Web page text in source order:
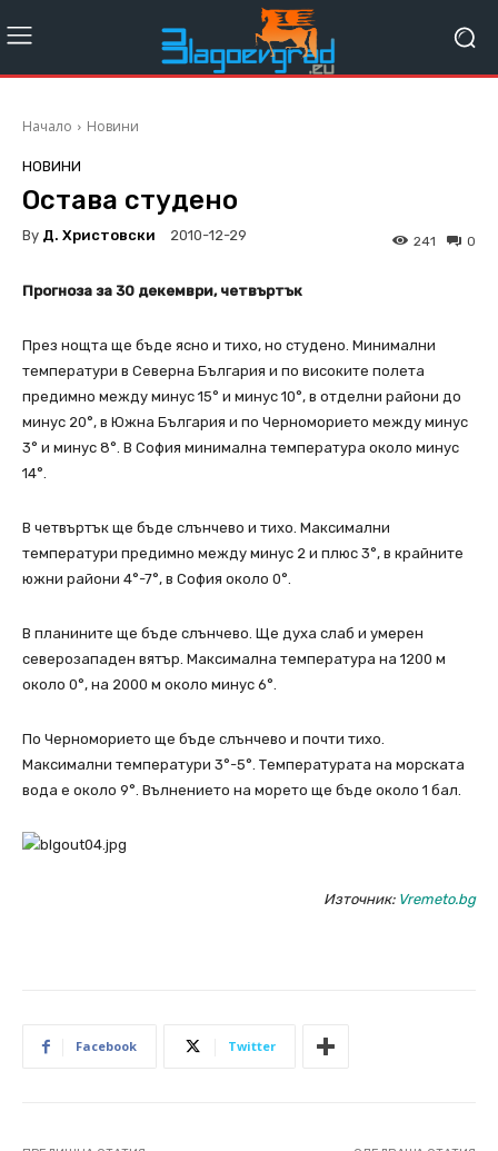
Начало Новини
НОВИНИ
Остава студено
By Д. Христовски 2010-12-29 0
241
Прогноза за 30 декември, четвъртък
През нощта ще бъде ясно и тихо, но студено. Минимални
температури в Северна България и по високите полета
предимно между минус 15° и минус 10°, в отделни райони до
минус 20°, в Южна България и по Черноморието между минус
3° и минус 8°. В София минимална температура около минус
14°.
В четвъртък ще бъде слънчево и тихо. Максимални
температури предимно между минус 2 и плюс 3°, в крайните
южни райони 4°-7°, в София около 0°.
В планините ще бъде слънчево. Ще духа слаб и умерен
северозападен вятър. Максимална температура на 1200 м
около 0°, на 2000 м около минус 6°.
По Черноморието ще бъде слънчево и почти тихо.
Максимални температури 3°-5°. Температурата на морската
вода е около 9°. Вълнението на морето ще бъде около 1 бал.
Източник: Vremeto.bg
Facebook Twitter